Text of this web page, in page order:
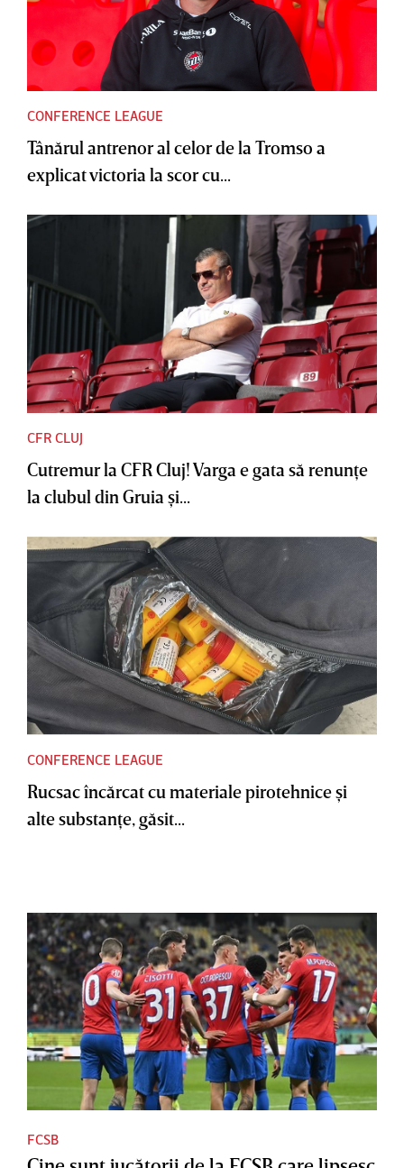
CONFERENCE LEAGUE
Tânărul antrenor al celor de la Tromso a
explicat victoria la scor cu...
CFR CLUJ
Cutremur la CFR Cluj! Varga e gata să renunţe
la clubul din Gruia şi...
CONFERENCE LEAGUE
Rucsac încărcat cu materiale pirotehnice şi
alte substanţe, găsit...
FCSB